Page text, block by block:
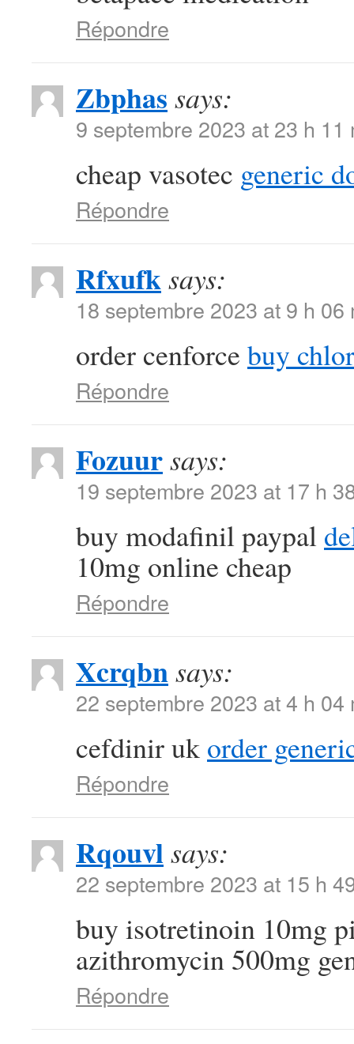
Répondre
Zbphas says:
9 septembre 2023 at 23 h 11
cheap vasotec generic
Répondre
Rfxufksays:
18 septembre 2023 at 9 h 06
order cenforce buy
Répondre
Fozuursays:
19 septembre 2023 at 17 h
buy modafinil paypal
10mg online cheap
Répondre
Xcrqbnsays:
22 septembre 2023 at 4 h 04
cefdinir uk order
Répondre
Rqouvlsays:
22 septembre 2023 at 15 h
buy isotretinoin 10mg
azithromycin 500mg
Répondre